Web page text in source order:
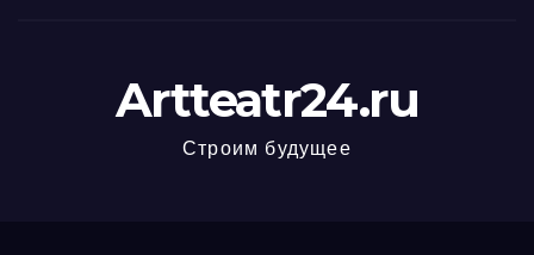
Artteatr24.ru
Строим будущее